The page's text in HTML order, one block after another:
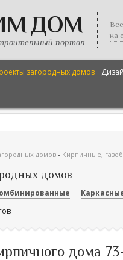
ДОМ
портал
на
загородных домов
домов- Кирпичные,
домов
дома